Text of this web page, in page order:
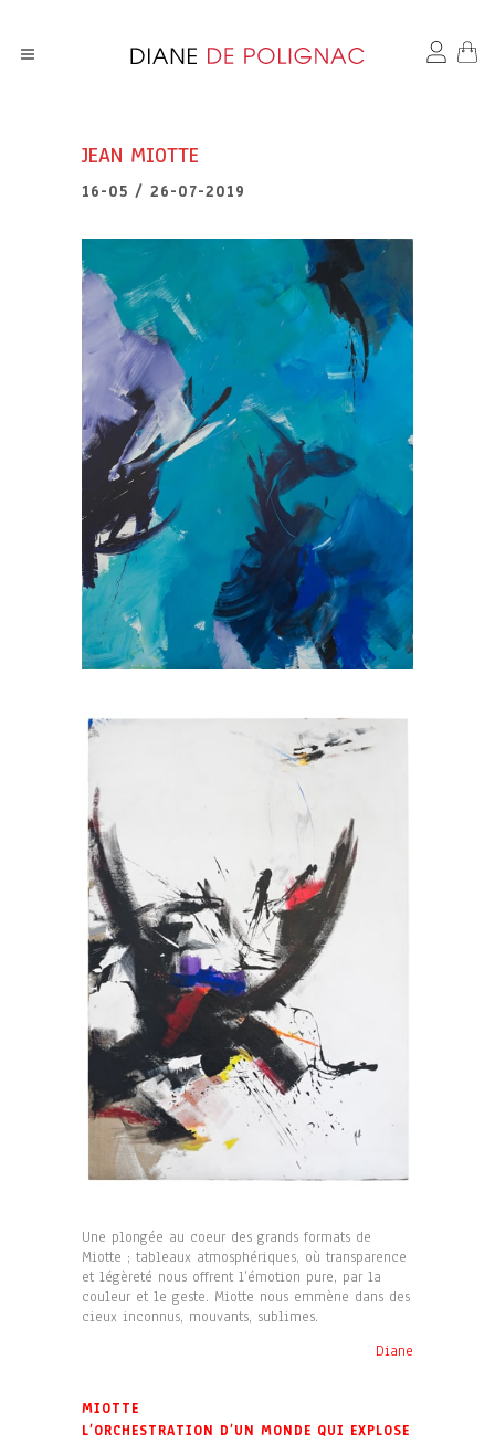
JEAN MIOTTE
16-05 / 26-07-2019
Une plongée au coeur des grands formats de
Miotte ; tableaux atmosphériques, où transparence
et légèreté nous offrent l’émotion pure, par la
couleur et le geste. Miotte nous emmène dans des
cieux inconnus, mouvants, sublimes.
Diane
MIOTTE
L’ORCHESTRATION D’UN MONDE QUI EXPLOSE